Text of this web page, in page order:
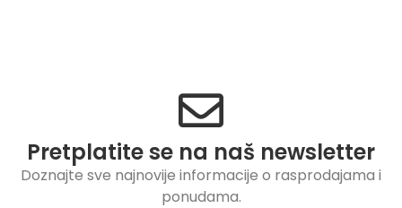
Pretplatite se na naš newsletter
Doznajte sve najnovije informacije o rasprodajama i
ponudama.